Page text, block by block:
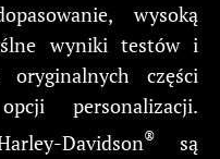
wysoką
wyniki testów i
części
personalizacji.
Davidson®
są